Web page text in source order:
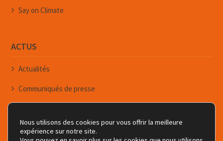
Say on Climate
ACTUS
Actualités
Communiqués de presse
Newsletters
Nous utilisons des cookies pour vous offrir la meilleure
expérience sur notre site.